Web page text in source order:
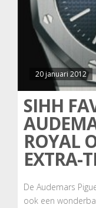
20 januari 2012
SIHH
ROYAL
EXTRA-
De Audemars
ook een